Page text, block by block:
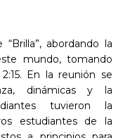
abordando la
mundo, tomando
En la reunión se
dinámicas y la
tuvieron la
estudiantes de la